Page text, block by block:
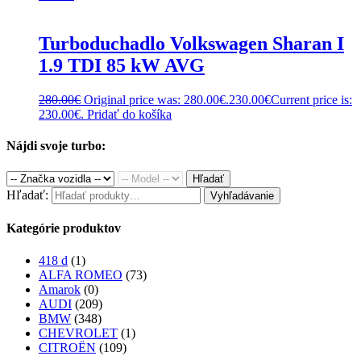
Turboduchadlo Volkswagen Sharan I
1.9 TDI 85 kW AVG
280.00€ Original price was: 280.00€.230.00€Current price is:
230.00€. Pridať do košíka
Nájdi svoje turbo:
Hľadať
Hľadať: Vyhľadávanie
Kategórie produktov
418 d (1)
ALFA ROMEO (73)
Amarok (0)
AUDI (209)
BMW (348)
CHEVROLET (1)
CITROËN (109)